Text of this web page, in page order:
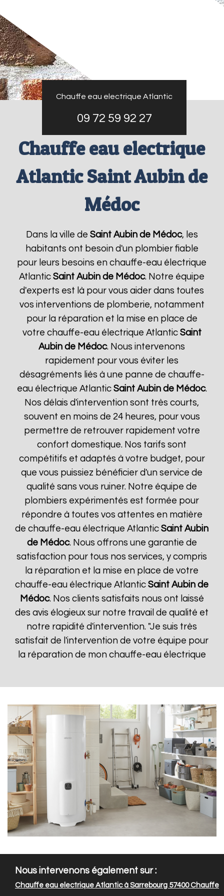
Chauffe eau electrique Atlantic
09 72 59 92 27
Chauffe eau electrique
Atlantic Saint Aubin de
Médoc
Dans la ville de Saint Aubin de Médoc, les
habitants ont besoin d'un plombier fiable
pour leurs besoins en chauffe-eau électrique
AtlanticSaint Aubin de Médoc. Notre équipe
d'experts est là pour vous aider dans toutes
vos interventions de plomberie, notamment
pour la réparation et la mise en place de
votre chauffe-eau électrique Atlantic Saint
Aubin de Médoc. Nous intervenons
rapidement pour vous éviter les
désagréments liés à une panne de chauffe-
eau électrique Atlantic Saint Aubin de Médoc.
Nos délais d'intervention sont très courts,
souvent en moins de 24 heures, pour vous
permettre de retrouver rapidement votre
confort domestique. Nos tarifs sont
compétitifs et adaptés à votre budget, pour
que vous puissiez bénéficier d'un service de
qualité sans vous ruiner. Notre équipe de
plombiers expérimentés est formée pour
répondre à toutes vos attentes en matière
de chauffe-eau électrique AtlanticSaint Aubin
de Médoc. Nous offrons une garantie de
satisfaction pour tous nos services, y compris
la réparation et la mise en place de votre
chauffe-eau électrique AtlanticSaint Aubin de
Médoc. Nos clients satisfaits nous ont laissé
des avis élogieux sur notre travail de qualité et
notre rapidité d'intervention. "Je suis très
satisfait de l'intervention de votre équipe pour
la réparation de mon chauffe-eau électrique
Nous intervenons également sur :
Chauffe eau electrique Atlantic à Sarrebourg 57400Chauffe